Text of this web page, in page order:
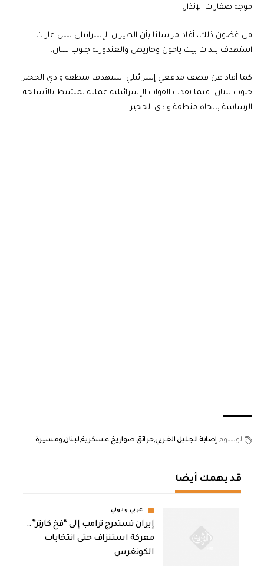
موجة صفارات الإنذار.
في غضون ذلك، أفاد مراسلنا بأن الطيران الإسرائيلي شن غارات
استهدف بلدات بيت ياحون وحاريص والغندورية جنوب لبنان.
كما أفاد عن قصف مدفعي إسرائيلي استهدف منطقة وادي الحجير
جنوب لبنان، فيما نفذت القوات الإسرائيلية عملية تمشيط بالأسلحة
الرشاشة باتجاه منطقة وادي الحجير.
الوسوم إصابة الجليل الغربيحرائق صواريخعسكرية لبنان ومسيرة
قد يهمك أيضا
عربي ودولي
إيران تستدرج ترامب إلى “فخ كارتر”..
معركة استنزاف حتى انتخابات
الكونغرس